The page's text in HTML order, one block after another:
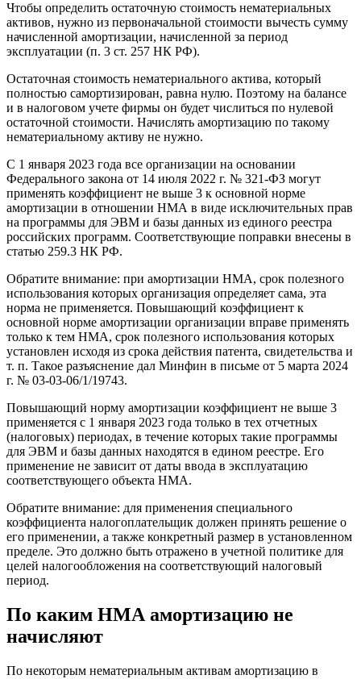
Чтобы определить остаточную стоимость нематериальных
активов, нужно из первоначальной стоимости вычесть сумму
начисленной амортизации, начисленной за период
эксплуатации (п. 3 ст. 257 НК РФ).
Остаточная стоимость нематериального актива, который
полностью самортизирован, равна нулю. Поэтому на балансе
и в налоговом учете фирмы он будет числиться по нулевой
остаточной стоимости. Начислять амортизацию по такому
нематериальному активу не нужно.
С 1 января 2023 года все организации на основании
Федерального закона от 14 июля 2022 г. № 321-ФЗ могут
применять коэффициент не выше 3 к основной норме
амортизации в отношении НМА в виде исключительных прав
на программы для ЭВМ и базы данных из единого реестра
российских программ. Соответствующие поправки внесены в
статью 259.3 НК РФ.
Обратите внимание: при амортизации НМА, срок полезного
использования которых организация определяет сама, эта
норма не применяется. Повышающий коэффициент к
основной норме амортизации организации вправе применять
только к тем НМА, срок полезного использования которых
установлен исходя из срока действия патента, свидетельства и
т. п. Такое разъяснение дал Минфин в письме от 5 марта 2024
г. № 03-03-06/1/19743.
Повышающий норму амортизации коэффициент не выше 3
применяется с 1 января 2023 года только в тех отчетных
(налоговых) периодах, в течение которых такие программы
для ЭВМ и базы данных находятся в едином реестре. Его
применение не зависит от даты ввода в эксплуатацию
соответствующего объекта НМА.
Обратите внимание: для применения специального
коэффициента налогоплательщик должен принять решение о
его применении, а также конкретный размер в установленном
пределе. Это должно быть отражено в учетной политике для
целей налогообложения на соответствующий налоговый
период.
По каким НМА амортизацию не
начисляют
По некоторым нематериальным активам амортизацию в